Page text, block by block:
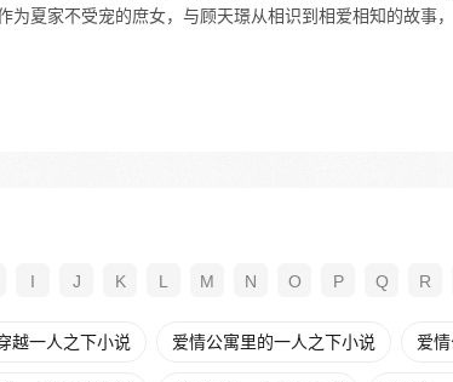
夏家不受宠的庶女，与顾天璟从相识到相爱相知的故事，
I J K L M N O P Q R
越一人之下小说 爱情公寓里的一人之下小说 爱